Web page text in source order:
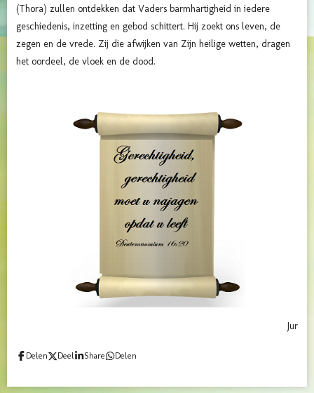
(Thora) zullen ontdekken dat Vaders barmhartigheid in iedere
geschiedenis, inzetting en gebod schittert. Hij zoekt ons leven, de
zegen en de vrede. Zij die afwijken van Zijn heilige wetten, dragen
het oordeel, de vloek en de dood.
Jur
Delen Deel Share Delen